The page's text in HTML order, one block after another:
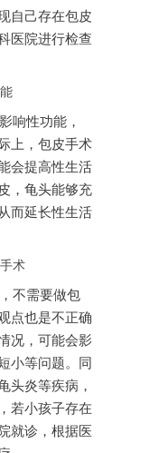
自己存在包皮
医院进行检查
响性功能，
上，包皮手术
会提高性生活
，龟头能够充
而延长性生活
术
不需要做包
点也是不正确
况，可能会影
小等问题。同
头炎等疾病，
若小孩子存在
就诊，根据医